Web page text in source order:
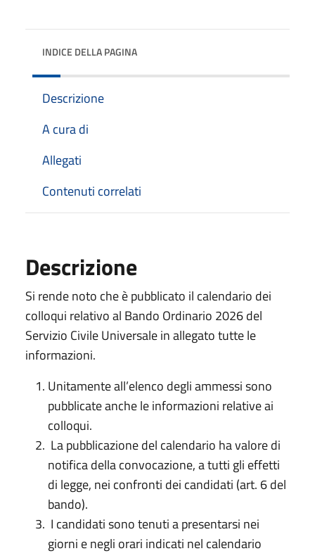
INDICE DELLA PAGINA
Descrizione
A cura di
Allegati
Contenuti correlati
Descrizione
Si rende noto che è pubblicato il calendario dei
colloqui relativo al Bando Ordinario 2026 del
Servizio Civile Universale in allegato tutte le
informazioni.
Unitamente all’elenco degli ammessi sono
pubblicate anche le informazioni relative ai
colloqui.
La pubblicazione del calendario ha valore di
notifica della convocazione, a tutti gli effetti
di legge, nei confronti dei candidati (art. 6 del
bando).
I candidati sono tenuti a presentarsi nei
giorni e negli orari indicati nel calendario